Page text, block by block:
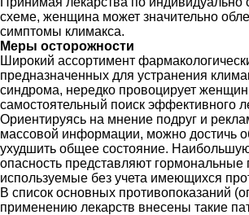
схеме, женщина может значительно
симптомы климакса.
Меры осторожности
Широкий ассортимент
предназначенных для устранения
синдрома, нередко провоцирует
самостоятельный поиск эффективного
Ориентируясь на мнение подруг и
массовой информации, можно достичь
ухудшить общее состояние.
опасность представляют гормональные
используемые без учета имеющихся
В список основных противопоказаний
применению лекарств внесены такие